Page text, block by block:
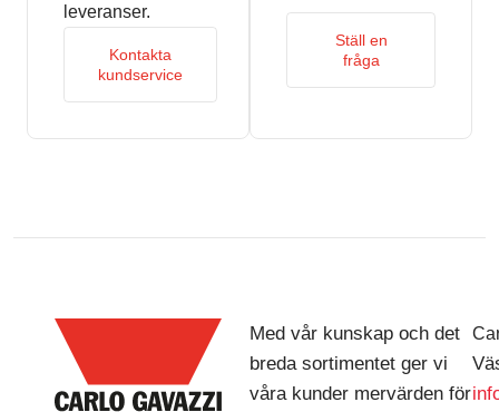
leveranser.
Kontakta
kundservice
Ställ en
fråga
Med vår kunskap och det
breda sortimentet ger vi
våra kunder mervärden för